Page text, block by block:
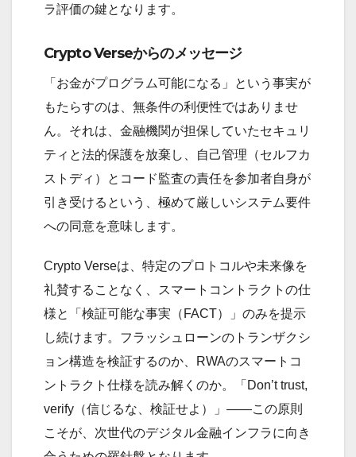
ラ評価の鍵となります。
Crypto Verseからのメッセージ
「お金がプログラム可能になる」という事実が
もたらすのは、無条件の利便性ではありませ
ん。それは、金融機関が担保していたセキュリ
ティと法的保護を放棄し、自己管理（セルフカ
ストディ）とコード監査の責任を参加者自身が
引き受けるという、極めて厳しいシステム要件
への同意を意味します。
Crypto Verseは、特定のプロトコルや未来像を
礼賛することなく、スマートコントラクトの仕
様と「検証可能な事実（FACT）」のみを提示
し続けます。フラッシュローンのトランザクシ
ョン構造を検証するのか、RWAのスマートコ
ントラクト仕様を読み解くのか。「Don’t trust,
verify（信じるな、検証せよ）」――この原則
こそが、次世代のデジタル金融インフラに向き